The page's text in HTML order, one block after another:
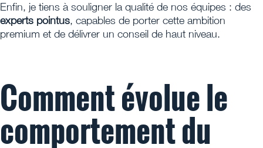
Enfin, je tiens à souligner la qualité de nos équipes : des
experts pointus, capables de porter cette ambition
premium et de délivrer un conseil de haut niveau.
Comment évolue le
comportement du